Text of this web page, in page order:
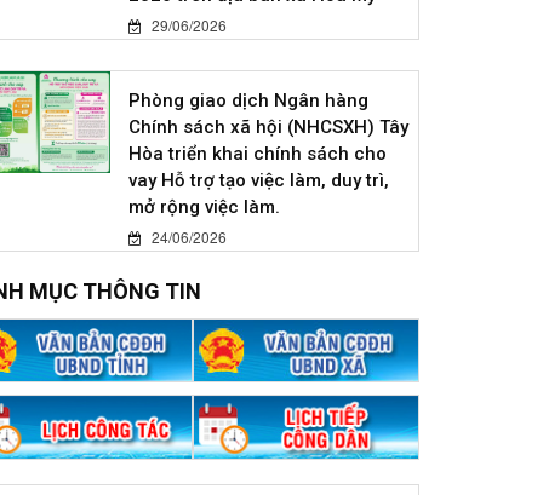
29/06/2026
Phòng giao dịch Ngân hàng
Chính sách xã hội (NHCSXH) Tây
Hòa triển khai chính sách cho
vay Hỗ trợ tạo việc làm, duy trì,
mở rộng việc làm.
24/06/2026
MỤC THÔNG TIN